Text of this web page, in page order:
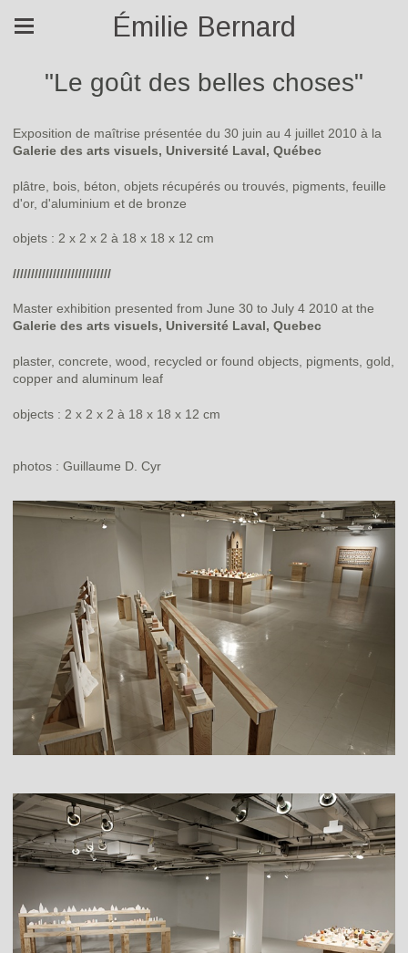
Émilie Bernard
"Le goût des belles choses"
Exposition de maîtrise présentée du 30 juin au 4 juillet 2010 à la
Galerie des arts visuels, Université Laval, Québec
plâtre, bois, béton, objets récupérés ou trouvés, pigments, feuille
d'or, d'aluminium et de bronze
objets : 2 x 2 x 2 à 18 x 18 x 12 cm
///////////////////////////
Master exhibition presented from June 30 to July 4 2010 at the
Galerie des arts visuels, Université Laval, Quebec
plaster, concrete, wood, recycled or found objects, pigments, gold,
copper and aluminum leaf
objects : 2 x 2 x 2 à 18 x 18 x 12 cm
photos : Guillaume D. Cyr